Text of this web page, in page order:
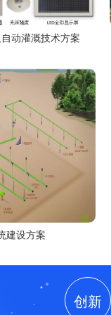
动灌溉技术方案
建设方案
创新